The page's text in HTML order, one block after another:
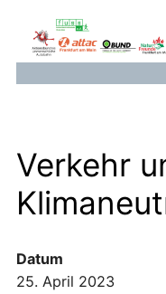
Inhalt
springen
Verkehr
Datum
25. April 2023